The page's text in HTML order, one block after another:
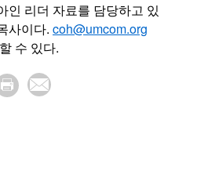
인 리더 자료를 담당하고 있
사이다. coh@umcom.org
수 있다.